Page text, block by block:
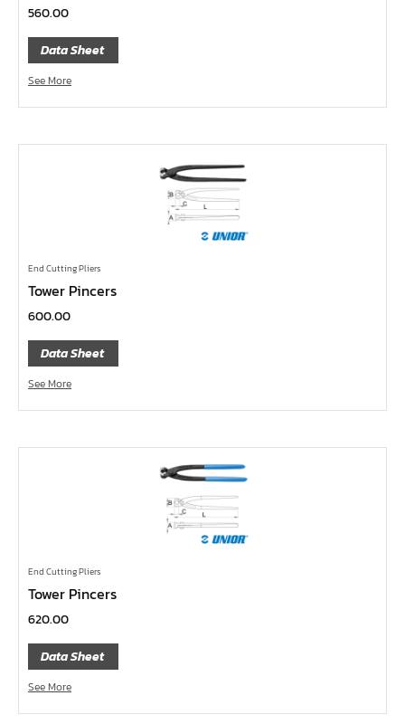
คีมปากจิ้งจก
ลูกบ๊อกซ์ลม ขนาด 2.1/2"
ลูกบ๊อกซ์ลม ขนาด 1.1/2"
ลูกบ๊อกซ์ลม ขนาด 3/8"
ลูกบ๊อกซ์ ผ่า
ลูกบ๊อกซ์ ท๊อกซ์ พลัส 1/2"
ลูกบ๊อกซ์ ท๊อกซ์ สั้น ยาว, ยาวพิเศษ 1/4", 3/8" ,1/2", 3/4"
ลูกบ๊อกซ์ Nut Grip สั้น ยาว, กึ่งยาว, ลูกบ๊อกซ์ Nut Grip บ๊
อกข้ออ่อน 1/4", 3/8", 1/2"
ลูกบ๊อกซ์ ถนอมมุมน๊อต
ลูกบ๊อกซ์ ขนาด 1/2"
ลูกบ๊อกซ์ ขนาด 3/8"
ลูกบ๊อกซ์ ขนาด 1/4"
คีม
560.00
Data Sheet
See More
End Cutting Pliers
Tower Pincers
600.00
Data Sheet
See More
End Cutting Pliers
Tower Pincers
620.00
Data Sheet
See More